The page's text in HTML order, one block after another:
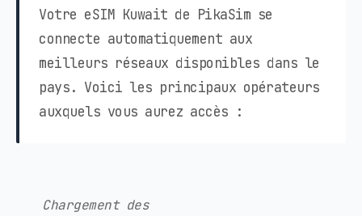
Votre eSIM Kuwait de PikaSim se
connecte automatiquement aux
meilleurs réseaux disponibles dans le
pays. Voici les principaux opérateurs
auxquels vous aurez accès :
Chargement des